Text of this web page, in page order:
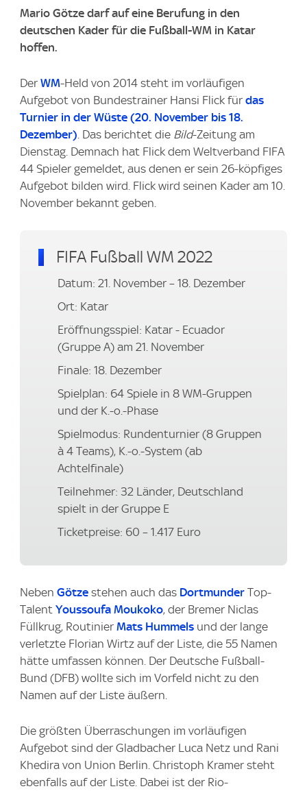
Mario Götze darf auf eine Berufung in den
deutschen Kader für die Fußball-WM in Katar
hoffen.
Der WM-Held von 2014 steht im vorläufigen
Aufgebot von Bundestrainer Hansi Flick für das
Turnier in der Wüste (20. November bis 18.
Dezember). Das berichtet die Bild-Zeitung am
Dienstag. Demnach hat Flick dem Weltverband FIFA
44 Spieler gemeldet, aus denen er sein 26-köpfiges
Aufgebot bilden wird. Flick wird seinen Kader am 10.
November bekannt geben.
FIFA Fußball WM 2022
Datum: 21. November – 18. Dezember
Ort: Katar
Eröffnungsspiel: Katar - Ecuador
(Gruppe A) am 21. November
Finale: 18. Dezember
Spielplan: 64 Spiele in 8 WM-Gruppen
und der K.-o.-Phase
Spielmodus: Rundenturnier (8 Gruppen
à 4 Teams), K.-o.-System (ab
Achtelfinale)
Teilnehmer: 32 Länder, Deutschland
spielt in der Gruppe E
Ticketpreise: 60 – 1.417 Euro
Neben Götze stehen auch das Dortmunder Top-
Talent Youssoufa Moukoko, der Bremer Niclas
Füllkrug, Routinier Mats Hummels und der lange
verletzte Florian Wirtz auf der Liste, die 55 Namen
hätte umfassen können. Der Deutsche Fußball-
Bund (DFB) wollte sich im Vorfeld nicht zu den
Namen auf der Liste äußern.
Die größten Überraschungen im vorläufigen
Aufgebot sind der Gladbacher Luca Netz und Rani
Khedira von Union Berlin. Christoph Kramer steht
ebenfalls auf der Liste. Dabei ist der Rio-